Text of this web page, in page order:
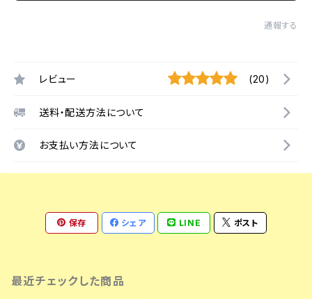
通報する
レビュー (20)
送料・配送方法について
お支払い方法について
保存 シェア LINE ポスト
最近チェックした商品